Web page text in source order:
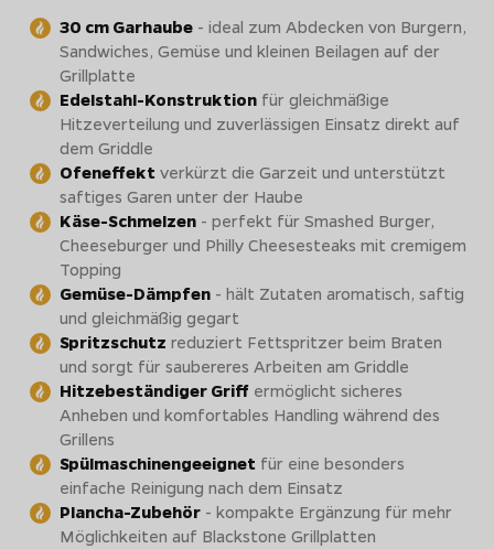
30 cm Garhaube - ideal zum Abdecken von Burgern,
Sandwiches, Gemüse und kleinen Beilagen auf der
Grillplatte
Edelstahl-Konstruktion für gleichmäßige
Hitzeverteilung und zuverlässigen Einsatz direkt auf
dem Griddle
Ofeneffekt verkürzt die Garzeit und unterstützt
saftiges Garen unter der Haube
Käse-Schmelzen - perfekt für Smashed Burger,
Cheeseburger und Philly Cheesesteaks mit cremigem
Topping
Gemüse-Dämpfen - hält Zutaten aromatisch, saftig
und gleichmäßig gegart
Spritzschutz reduziert Fettspritzer beim Braten
und sorgt für saubereres Arbeiten am Griddle
Hitzebeständiger Griff ermöglicht sicheres
Anheben und komfortables Handling während des
Grillens
Spülmaschinengeeignet für eine besonders
einfache Reinigung nach dem Einsatz
Plancha-Zubehör - kompakte Ergänzung für mehr
Möglichkeiten auf Blackstone Grillplatten